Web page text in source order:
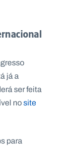
já a
ser feita
nosite
para